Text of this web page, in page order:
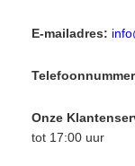
E-mailadres:
Onze
tot 17:00 uur